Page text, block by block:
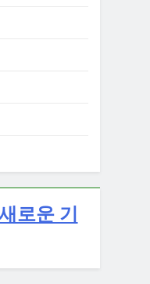
로운 기